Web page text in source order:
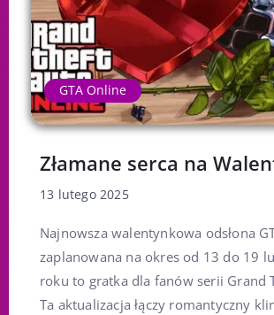
GTA Online
Złamane serca na
13 lutego 2025
Najnowsza walentynkowa odsłona
zaplanowana na okres od 13 do 19
roku to gratka dla fanów serii Grand
Ta aktualizacja łączy romantyczny